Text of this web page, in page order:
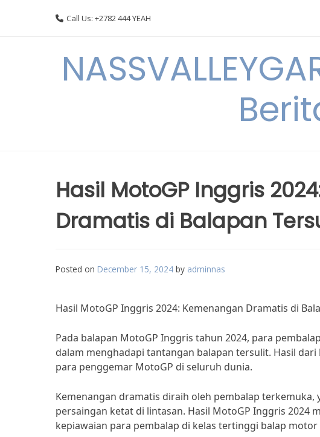
Call Us: +2782 444 YEAH
Hasil MotoGP Inggris
Dramatis di Balapan
Posted on December 15, 2024 by adminnas
Hasil MotoGP Inggris 2024: Kemenangan Dramatis di
Pada balapan MotoGP Inggris tahun 2024, para
dalam menghadapi tantangan balapan tersulit. Hasil
para penggemar MotoGP di seluruh dunia.
Kemenangan dramatis diraih oleh pembalap
persaingan ketat di lintasan. Hasil MotoGP Inggris 2024
kepiawaian para pembalap di kelas tertinggi balap motor